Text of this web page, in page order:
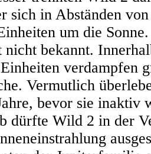
sich in Abständen
um die
nicht bekannt.
verdampfen
Vermutlich
bevor sie inaktiv
dürfte Wild 2 in der